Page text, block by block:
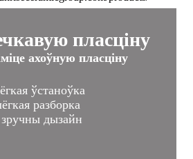
пласціну
ахоўную пласціну
ўстаноўка
разборка
зручны дызайн